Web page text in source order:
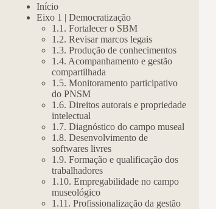
Início
Eixo 1 | Democratização
1.1. Fortalecer o SBM
1.2. Revisar marcos legais
1.3. Produção de conhecimentos
1.4. Acompanhamento e gestão
compartilhada
1.5. Monitoramento participativo
do PNSM
1.6. Direitos autorais e propriedade
intelectual
1.7. Diagnóstico do campo museal
1.8. Desenvolvimento de
softwares livres
1.9. Formação e qualificação dos
trabalhadores
1.10. Empregabilidade no campo
museológico
1.11. Profissionalização da gestão